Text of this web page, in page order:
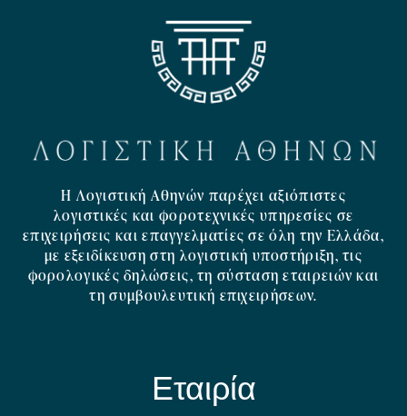
Η Λογιστική Αθηνών παρέχει αξιόπιστες
λογιστικές και φοροτεχνικές υπηρεσίες σε
επιχειρήσεις και επαγγελματίες σε όλη την Ελλάδα,
με εξειδίκευση στη λογιστική υποστήριξη, τις
φορολογικές δηλώσεις, τη σύσταση εταιρειών και
τη συμβουλευτική επιχειρήσεων.
Εταιρία